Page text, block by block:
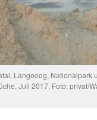
Langeoog, Nationalpark
Juli 2017, Foto: privat/